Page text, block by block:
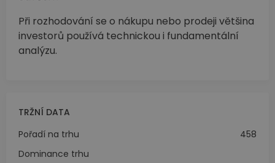
Při rozhodování se o nákupu nebo prodeji většina
investorů používá technickou i fundamentální
analýzu.
TRŽNÍ DATA
Pořadí na trhu
458
Dominance trhu